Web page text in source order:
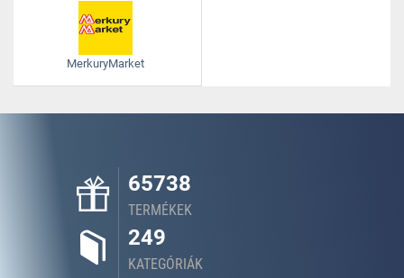
MerkuryMarket
65738
TERMÉKEK
249
KATEGÓRIÁK